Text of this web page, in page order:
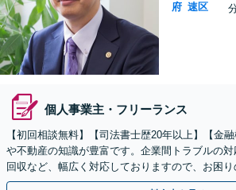
府 速区
個人事業主・フリーランス
【初回相談無料】【司法書士歴20年以上】【金
や不動産の知識が豊富です。企業間トラブルの
回収など、幅広く対応しておりますので、お困
談ください。【WEB面談可】【夜間・休日対応】